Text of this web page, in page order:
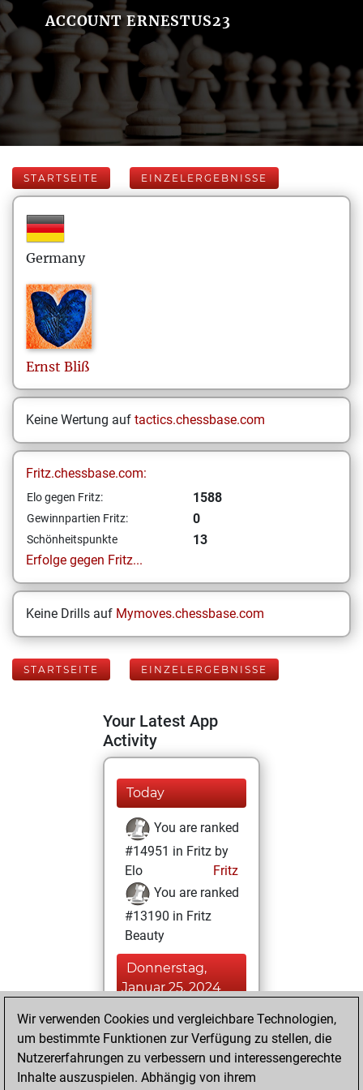
ACCOUNT ERNESTUS23
STARTSEITE EINZELERGEBNISSE
Germany
Ernst Bliß
Keine Wertung auf tactics.chessbase.com
Fritz.chessbase.com:
Elo gegen Fritz: 1588
Gewinnpartien Fritz: 0
Schönheitspunkte
13
Erfolge gegen Fritz...
Keine Drills auf Mymoves.chessbase.com
STARTSEITE EINZELERGEBNISSE
Your Latest App
Activity
Today
You are ranked
#14951 in Fritz by
Elo
Fritz
You are ranked
#13190 in Fritz
Beauty
Donnerstag,
Januar 25, 2024
You achieved a
BeautyScore of 13
Fritz
Wir verwenden Cookies und vergleichbare Technologien,
um bestimmte Funktionen zur Verfügung zu stellen, die
Nutzererfahrungen zu verbessern und interessengerechte
Inhalte auszuspielen. Abhängig von ihrem